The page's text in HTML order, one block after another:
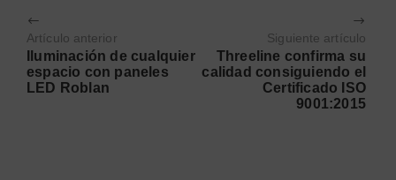
Artículo anterior
Iluminación de cualquier
espacio con paneles
LED Roblan
Siguiente artículo
Threeline confirma su
calidad consiguiendo el
Certificado ISO
9001:2015